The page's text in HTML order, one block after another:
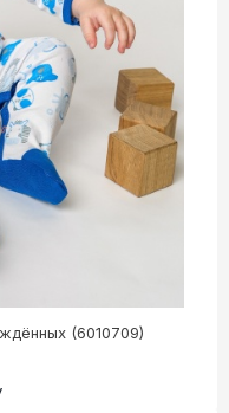
(6010709)